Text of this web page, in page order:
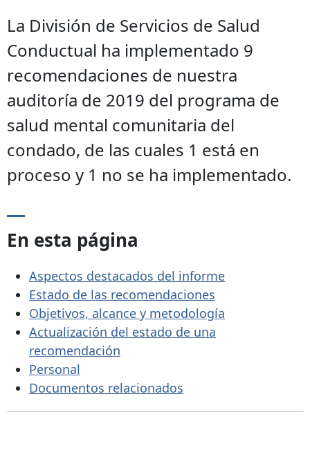
La División de Servicios de Salud
Conductual ha implementado 9
recomendaciones de nuestra
auditoría de 2019 del programa de
salud mental comunitaria del
condado, de las cuales 1 está en
proceso y 1 no se ha implementado.
En esta página
Aspectos destacados del informe
Estado de las recomendaciones
Objetivos, alcance y metodología
Actualización del estado de una
recomendación
Personal
Documentos relacionados